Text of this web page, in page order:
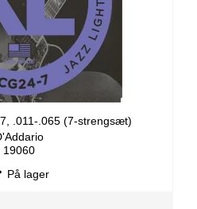
.011-.065 (7-strengsæt)
19060
På lager